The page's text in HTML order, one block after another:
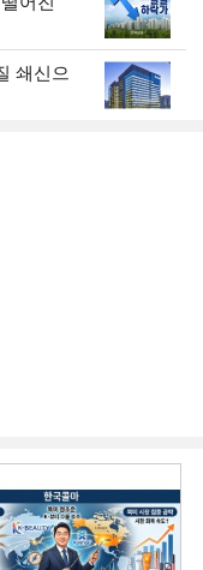
쇄신으